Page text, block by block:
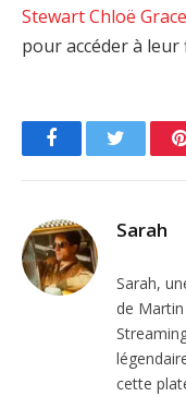
StewartChloë
pour accéder à
FacebookTwitter
Sarah
Sarah,
de
cette